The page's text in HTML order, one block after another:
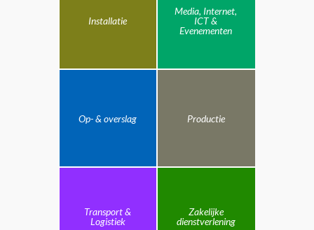
Installatie
Media, Internet,
ICT &
Evenementen
Op- & overslag Productie
Transport &
Logistiek
Zakelijke
dienstverlening